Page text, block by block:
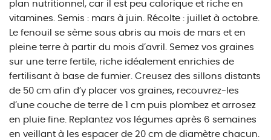
plan nutritionnel, car il est peu calorique et riche en
vitamines. Semis : mars à juin. Récolte : juillet à octobre.
Le fenouil se sème sous abris au mois de mars et en
pleine terre à partir du mois d’avril. Semez vos graines
sur une terre fertile, riche idéalement enrichies de
fertilisant à base de fumier. Creusez des sillons distants
de 50 cm afin d’y placer vos graines, recouvrez-les
d’une couche de terre de 1 cm puis plombez et arrosez
en pluie fine. Replantez vos légumes après 6 semaines
en veillant à les espacer de 20 cm de diamètre chacun.